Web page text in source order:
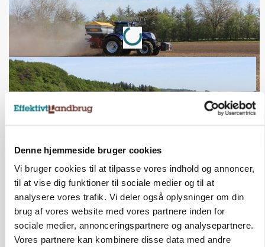
Denne hjemmeside bruger cookies
Vi bruger cookies til at tilpasse vores indhold og annoncer,
til at vise dig funktioner til sociale medier og til at
analysere vores trafik. Vi deler også oplysninger om din
brug af vores website med vores partnere inden for
sociale medier, annonceringspartnere og analysepartnere.
Vores partnere kan kombinere disse data med andre
Annonce
Loading...
KVÆG
Snart kan man søge tilskud til naturprojekter